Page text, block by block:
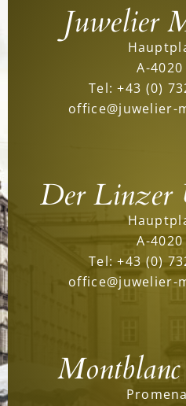
Juwelier
A-
Tel:+43 (0)
office@juwelier-
Der Linzer
A-
Tel:+43 (0)
office@juwelier-